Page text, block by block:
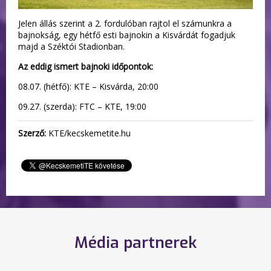
Jelen állás szerint a 2. fordulóban rajtol el számunkra a
bajnokság, egy hétfő esti bajnokin a Kisvárdát fogadjuk
majd a Széktói Stadionban.
Az eddig ismert bajnoki időpontok:
08.07. (hétfő): KTE – Kisvárda, 20:00
09.27. (szerda): FTC – KTE, 19:00
Szerző: KTE/kecskemetite.hu
Média partnerek